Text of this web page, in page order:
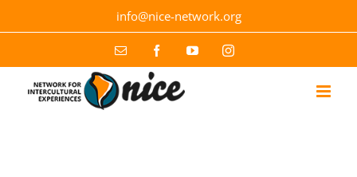
to
info@nice-network.org
Email FacebookYouTubeInstagram